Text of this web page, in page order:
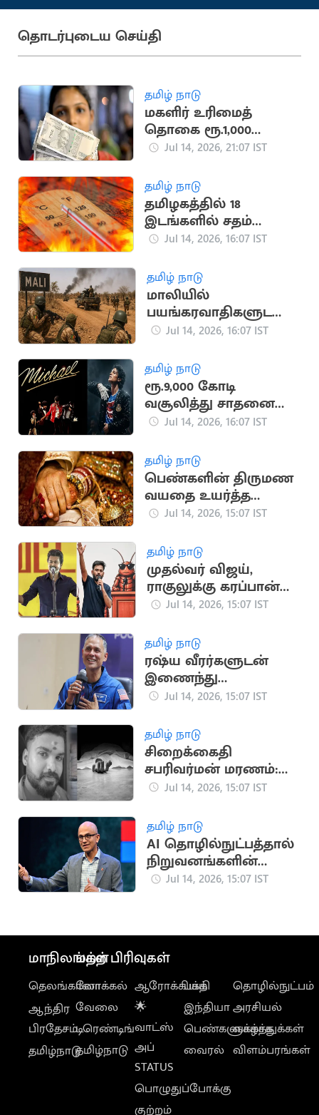
தொடர்புடைய செய்தி
தமிழ் நாடு
மகளிர் உரிமைத்
தொகை ரூ.1,000
வங்கிக் கணக்கில்
Jul 14, 2026, 21:07 IST
தமிழ் நாடு
தமிழகத்தில் 18
இடங்களில் சதம்
அடித்த கோடை
Jul 14, 2026, 16:07 IST
தமிழ் நாடு
மாலியில்
பயங்கரவாதிகளுடனா
ன மோதலில் 30
Jul 14, 2026, 16:07 IST
தமிழ் நாடு
ரூ.9,000 கோடி
வசூலித்து சாதனை
படைத்த மைக்கேல்
Jul 14, 2026, 16:07 IST
தமிழ் நாடு
பெண்களின் திருமண
வயதை உயர்த்த
மத்திய அரசு
Jul 14, 2026, 15:07 IST
தமிழ் நாடு
முதல்வர் விஜய்,
ராகுலுக்கு கரப்பான்
பூச்சி கட்சி போராட
Jul 14, 2026, 15:07 IST
தமிழ் நாடு
ரஷ்ய வீரர்களுடன்
இணைந்து
விண்வெளி
தொடங்கினார் அனில்
மேனன்
Jul 14, 2026, 15:07 IST
தமிழ் நாடு
சிறைக்கைதி
சபரிவர்மன் மரணம்:
உடலில் 19 காயங்கள்
உடற்கூராய்வில்
தகவல்
Jul 14, 2026, 15:07 IST
தமிழ் நாடு
AI தொழில்நுட்பத்தால்
நிறுவனங்களின்
ரகசிய தகவல்களுக்கு
Jul 14, 2026, 15:07 IST
மாநிலங்கள்
தெலங்கானா
ஆந்திர
பிரதேசம்
தமிழ்நாடு
மற்ற பிரிவுகள்
லோக்கல்
வேலை
டிரெண்டிங்
தமிழ்நாடு
ஆரோக்கியம்
🌟
வாட்ஸ்
அப்
STATUS
பொழுதுப்போக்கு
குற்றம்
பக்தி
இந்தியா
பெண்களுக்காக
வைரல்
தொழில்நுட்பம்
அரசியல்
வாழ்த்துக்கள்
விளம்பரங்கள்